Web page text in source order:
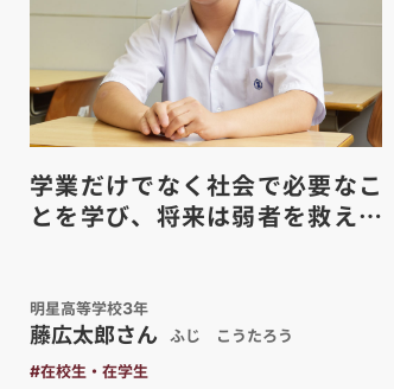
学業だけでなく社会で必要なこ
とを学び、将来は弱者を救える
明星高等学校3年
藤広太郎さん ふじ こうたろう
#在校生・在学生